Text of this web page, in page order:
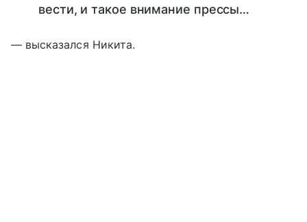
вести, и такое внимание прессы…
— высказался Никита.